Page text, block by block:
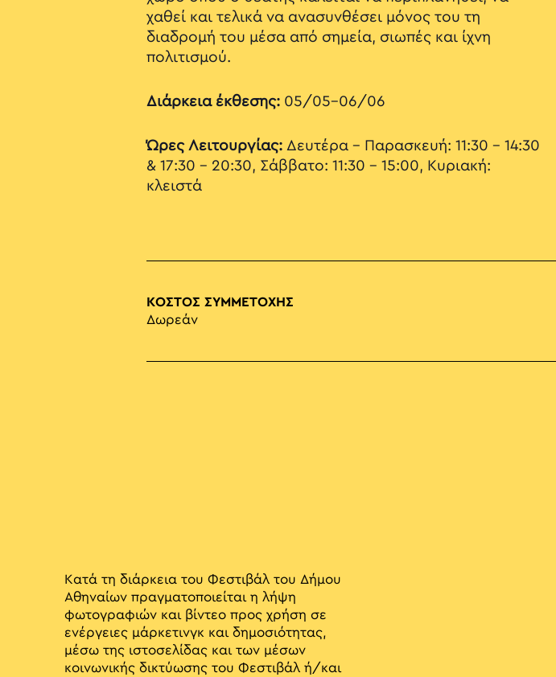
χαθεί και τελικά να ανασυνθέσει μόνος του τη
διαδρομή του μέσα από σημεία, σιωπές και ίχνη
πολιτισμού.
Διάρκεια έκθεσης: 05/05-06/06
Ώρες Λειτουργίας: Δευτέρα - Παρασκευή: 11:30 – 14:30
& 17:30 - 20:30, Σάββατο: 11:30 – 15:00, Κυριακή:
κλειστά
ΚΟΣΤΟΣ ΣΥΜΜΕΤΟΧΗΣ
Δωρεάν
Κατά τη διάρκεια του Φεστιβάλ του Δήμου
Αθηναίων πραγματοποιείται η λήψη
φωτογραφιών και βίντεο προς χρήση σε
ενέργειες μάρκετινγκ και δημοσιότητας,
μέσω της ιστοσελίδας και των μέσων
κοινωνικής δικτύωσης του Φεστιβάλ ή/και